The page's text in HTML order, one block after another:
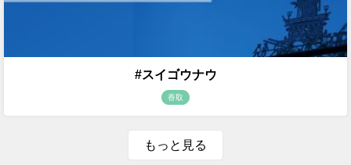
#スイゴウナウ
香取
もっと見る